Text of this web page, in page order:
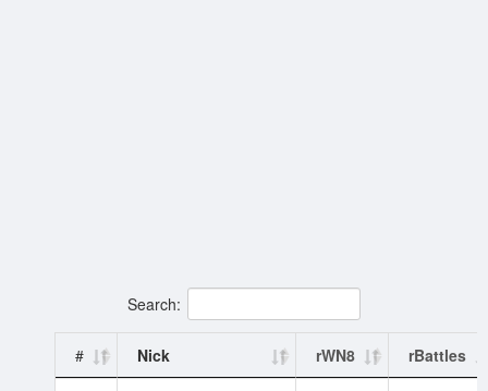
Search:
# Nick rWN8
rBattles